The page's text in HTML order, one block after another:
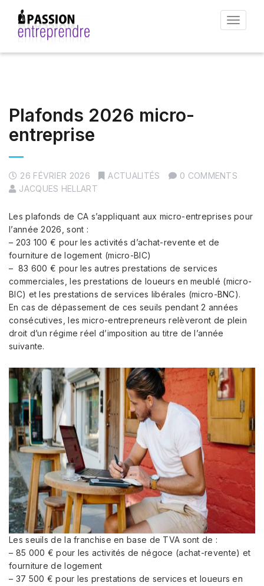
Toggle
Plafonds 2026 micro-
entreprise
26 FÉVRIER 2026 ACTUALITÉS
0 COMMENTS
JACQUES HELLART
Les plafonds de CA s’appliquant aux micro-entreprises pour
l’année 2026, sont :
– 203 100 € pour les activités d’achat-revente et de
fourniture de logement (micro-BIC)
– 83 600 € pour les autres prestations de services
commerciales, les prestations de loueurs en meublé (micro-
BIC) et les prestations de services libérales (micro-BNC).
En cas de dépassement de ces seuils pendant 2 années
consécutives, les micro-entrepreneurs relèveront de plein
droit d’un régime réel d’imposition au titre de l’année
suivante.
Les seuils de la franchise en base de TVA sont de :
– 85 000 € pour les activités de négoce (achat-revente) et
fourniture de logement
– 37 500 € pour les prestations de services et loueurs en